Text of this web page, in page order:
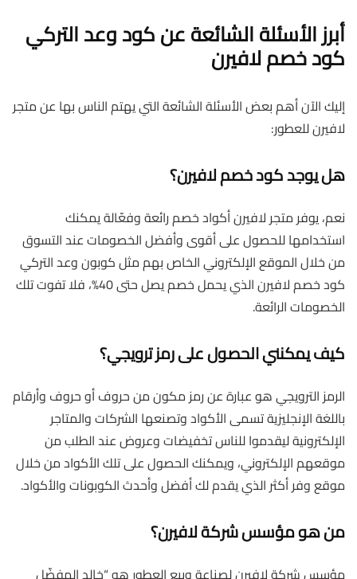
أبرز الأسئلة الشائعة عن كود وعد التركي
كود خصم لافيرن
إليك الآن أهم بعض الأسئلة الشائعة التي يهتم الناس بها عن متجر
لافيرن للعطور:
هل يوجد كود خصم لافيرن؟
نعم، يوفر متجر لافيرن أكواد خصم رائعة وفعّالة يمكنك
استخدامها للحصول على أقوى وأفضل الخصومات عند التسوق
من خلال الموقع الإلكتروني الخاص بهم مثل كوبون وعد التركي
كود خصم لافيرن الذي يحمل خصم يصل حتى 40%، فلا تفوت تلك
الخصومات الرائعة.
كيف يمكنني الحصول على رمز ترويجي؟
الرمز الترويجي هو عبارة عن رمز مكون من حروف أو حروف وأرقام
باللغة الإنجليزية تسمى الأكواد وتصنعها الشركات والمتاجر
الإلكترونية ليقدموا للناس تخفيضات وعروض عند الطلب من
موقعهم الإلكتروني، ويمكنك الحصول على تلك الأكواد من خلال
موقع وفر أكثر الذي يقدم لك أفضل وأحدث الكوبونات والأكواد.
من هو مؤسس شركة لافيرن؟